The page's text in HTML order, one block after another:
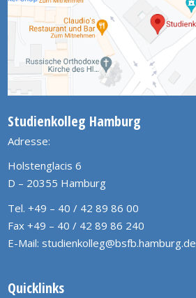
Studienkolleg Hamburg
Adresse:
Holstenglacis 6
D – 20355 Hamburg
Tel. +49 – 40 / 42 89 86 00
Fax +49 – 40 / 42 89 86 240
E-Mail: studienkolleg@bsfb.hamburg.de
Quicklinks